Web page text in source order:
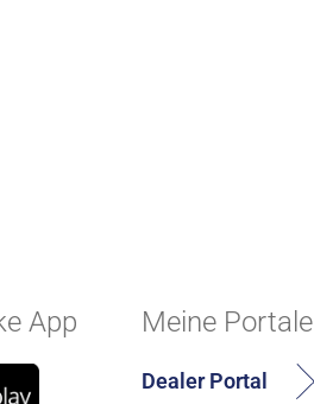
App Meine Portale
Dealer Portal